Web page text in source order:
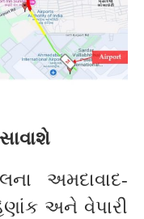
અમદાવાદ-
અને વેપારી